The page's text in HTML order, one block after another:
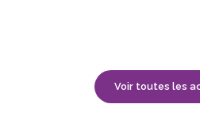
Voir toutes les